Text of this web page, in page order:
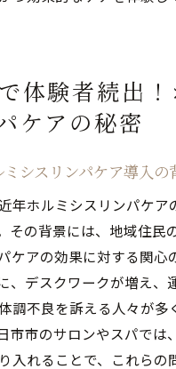
体験者続出！
ケアの秘密
シスリンパケア導入の
年ホルミシスリンパケア
その背景には、地域住民
ケアの効果に対する関心
、デスクワークが増え、
調不良を訴える人々が多
市市のサロンやスパでは
入れることで、これらの